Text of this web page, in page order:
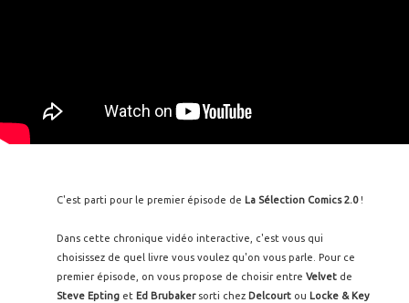
C'est parti pour le premier épisode de La Sélection Comics 2.0!
Dans cette chronique vidéo interactive, c'est vous qui
choisissez de quel livre vous voulez qu'on vous parle. Pour ce
premier épisode, on vous propose de choisir entre Velvet de
Steve Epting et Ed Brubakersorti chez Delcourt ou Locke & Key